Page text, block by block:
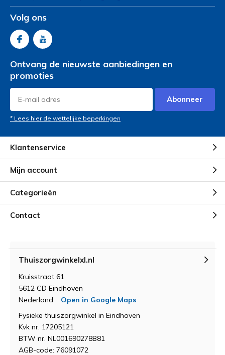
Volg ons
Ontvang de nieuwste aanbiedingen en
promoties
Abonneer
* Lees hier de wettelijke beperkingen
Klantenservice
Mijn account
Categorieën
Contact
Thuiszorgwinkelxl.nl
Kruisstraat 61
5612 CD Eindhoven
Nederland
Open in Google Maps
Fysieke thuiszorgwinkel in Eindhoven
Kvk nr. 17205121
BTW nr. NL001690278B81
AGB-code: 76091072